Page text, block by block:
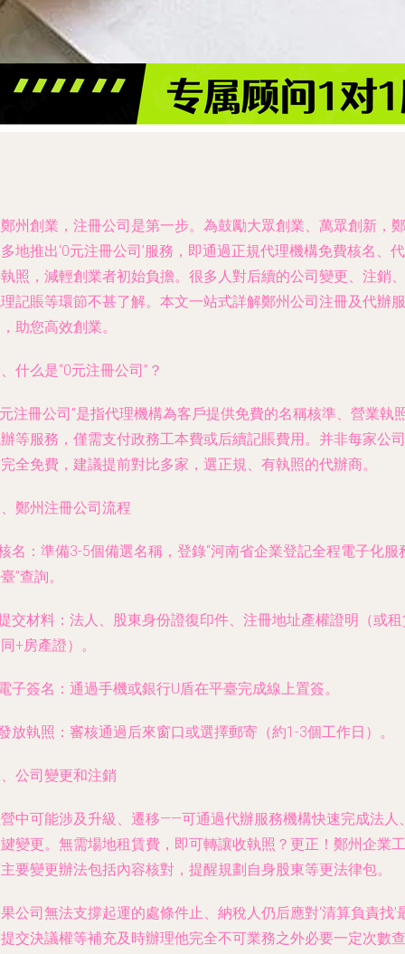
州創業，注冊公司是第一步。為鼓勵大眾創業、萬眾創新，鄭
地推出‘0元注冊公司’服務，即通過正規代理機構免費核名、代
照，減輕創業者初始負擔。很多人對后續的公司變更、注銷、
記賬等環節不甚了解。本文一站式詳解鄭州公司注冊及代辦服
助您高效創業。
什么是“0元注冊公司”？
注冊公司”是指代理機構為客戶提供免費的名稱核準、營業執
等服務，僅需支付政務工本費或后續記賬費用。并非每家公司
全免費，建議提前對比多家，選正規、有執照的代辦商。
鄭州注冊公司流程
名：準備3-5個備選名稱，登錄“河南省企業登記全程電子化服
”查詢。
交材料：法人、股東身份證復印件、注冊地址產權證明（或
+房產證）。
子簽名：通過手機或銀行U盾在平臺完成線上置簽。
放執照：審核通過后來窗口或選擇郵寄（約1-3個工作日）。
公司變更和注銷
中可能涉及升級、遷移——可通過代辦服務機構快速完成法人
變更。無需場地租賃費，即可轉讓收執照？更正！鄭州企業工
要變更辦法包括內容核對，提醒規劃自身股東等更法律包。
公司無法支撐起運的處條件止、納稅人仍后應對‘清算負責找’
交決議權等補充及時辦理他完全不可業務之外必要一定次數查